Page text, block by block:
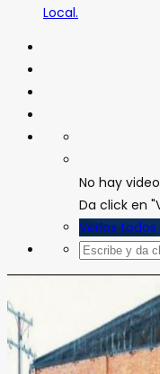
Local.
No hay
Da click en
Verlos todos